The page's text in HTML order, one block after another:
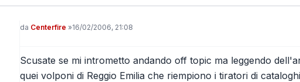
Messaggio
da Centerfire »16/02/2006, 21:08
Scusate se mi intrometto andando off topic ma leggendo
quei volponi di Reggio Emilia che riempiono i tiratori di